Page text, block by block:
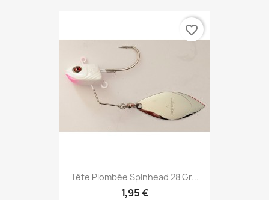
Tête Plombée Spinhead 28 Gr...
1,95 €
favorite_border